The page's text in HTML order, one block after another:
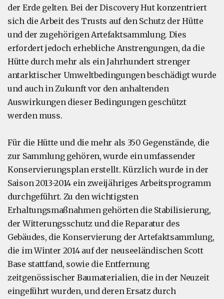
der Erde gelten. Bei der Discovery Hut konzentriert
sich die Arbeit des Trusts auf den Schutz der Hütte
und der zugehörigen Artefaktsammlung. Dies
erfordert jedoch erhebliche Anstrengungen, da die
Hütte durch mehr als ein Jahrhundert strenger
antarktischer Umweltbedingungen beschädigt wurde
und auch in Zukunft vor den anhaltenden
Auswirkungen dieser Bedingungen geschützt
werden muss.
Für die Hütte und die mehr als 350 Gegenstände, die
zur Sammlung gehören, wurde ein umfassender
Konservierungsplan erstellt. Kürzlich wurde in der
Saison 2013-2014 ein zweijähriges Arbeitsprogramm
durchgeführt. Zu den wichtigsten
Erhaltungsmaßnahmen gehörten die Stabilisierung,
der Witterungsschutz und die Reparatur des
Gebäudes, die Konservierung der Artefaktsammlung,
die im Winter 2014 auf der neuseeländischen Scott
Base stattfand, sowie die Entfernung
zeitgenössischer Baumaterialien, die in der Neuzeit
eingeführt wurden, und deren Ersatz durch